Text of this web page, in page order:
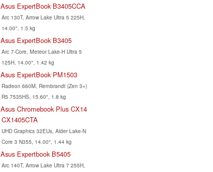
Asus ExpertBook B3405CCA
Arc 130T, Arrow Lake Ultra 5 225H,
14.00", 1.5 kg
Asus ExpertBook B3405
Arc 7-Core, Meteor Lake-H Ultra 5
125H, 14.00", 1.42 kg
Asus ExpertBook PM1503
Radeon 660M, Rembrandt (Zen 3+)
R5 7535HS, 15.60", 1.8 kg
Asus Chromebook Plus CX14
CX1405CTA
UHD Graphics 32EUs, Alder Lake-N
Core 3 N355, 14.00", 1.44 kg
Asus Expertbook B5405
Arc 140T, Arrow Lake Ultra 7 255H,